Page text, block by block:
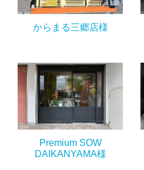
からまる三郷店様
Premium SOW
DAIKANYAMA様